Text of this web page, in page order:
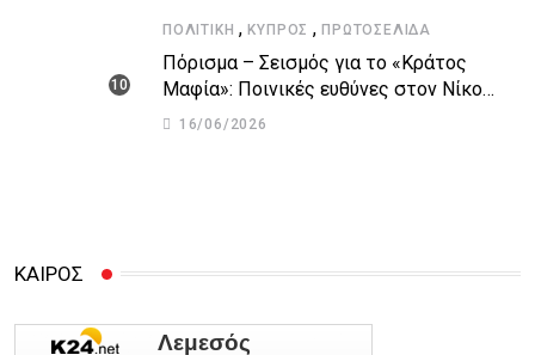
ΠΟΛΙΤΙΚΉ ,ΚΎΠΡΟΣ ,ΠΡΩΤΟΣΈΛΙΔΑ
Πόρισμα – Σεισμός για το «Κράτος
Μαφία»: Ποινικές ευθύνες στον Νίκο
Αναστασιάδη και άλλους 14 εισηγείται η
16/06/2026
ΚΑΙΡΟΣ